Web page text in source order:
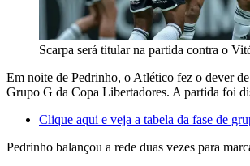
Scarpa será titular na partida contra o
Em noite de Pedrinho, o Atlético fez o dever
Grupo G da Copa Libertadores. A partida foi
Clique aqui e veja a tabela da fase de
Pedrinho balançou a rede duas vezes para